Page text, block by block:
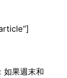
如果週末和